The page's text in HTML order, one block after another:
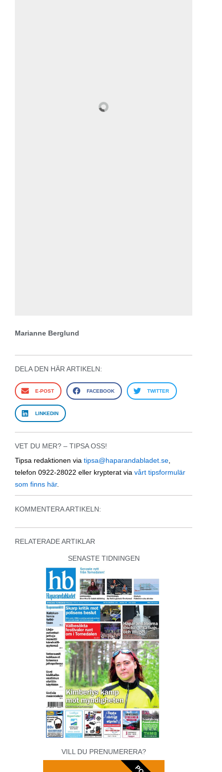
Marianne Berglund
DELA DEN HÄR ARTIKELN:
E-POST FACEBOOK TWITTER
LINKEDIN
VET DU MER? – TIPSA OSS!
Tipsa redaktionen via tipsa@haparandabladet.se
telefon 0922-28022 eller krypterat via vårt tipsformulär
som finns här.
KOMMENTERA ARTIKELN:
RELATERADE ARTIKLAR
SENASTE TIDNINGEN
VILL DU PRENUMERERA?